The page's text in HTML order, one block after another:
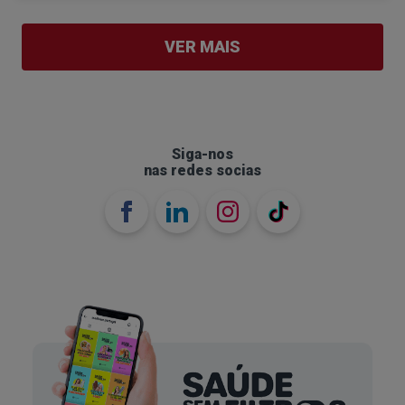
comportamentos ao longo do tempo.
esta perturbação, é crucial ter em mente que a
assistência médica está disponível.
É importante falar com um profissional de saúde
mental se suspeitar que pode ter POC, assim ele
VER MAIS
Siga-nos
nas redes socias